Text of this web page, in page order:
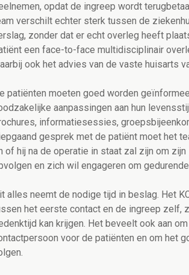
opdat de ingreep wordt
verschilt echter sterk tussen de
zonder dat er echt overleg heeft
een face-to-face multidisciplinair
ook het advies van de vaste huisarts
patiënten moeten goed worden
aanpassingen aan hun
informatiesessies,
gesprek met de patiënt moet het
of hij na de operatie in staat zal zijn om
en zich wil engageren om
alles neemt de nodige tijd in beslag. Het
het eerste contact en de ingreep zelf,
kan krijgen. Het beveelt ook aan
voor de patiënten en om het